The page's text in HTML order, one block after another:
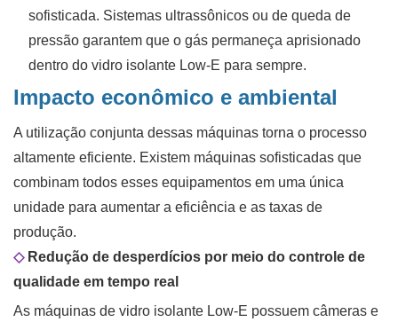
sofisticada. Sistemas ultrassônicos ou de queda de
pressão garantem que o gás permaneça aprisionado
dentro do vidro isolante Low-E para sempre.
Impacto econômico e ambiental
A utilização conjunta dessas máquinas torna o processo
altamente eficiente. Existem máquinas sofisticadas que
combinam todos esses equipamentos em uma única
unidade para aumentar a eficiência e as taxas de
produção.
◇Redução de desperdícios por meio do controle de
qualidade em tempo real
As máquinas de vidro isolante Low-E possuem câmeras e